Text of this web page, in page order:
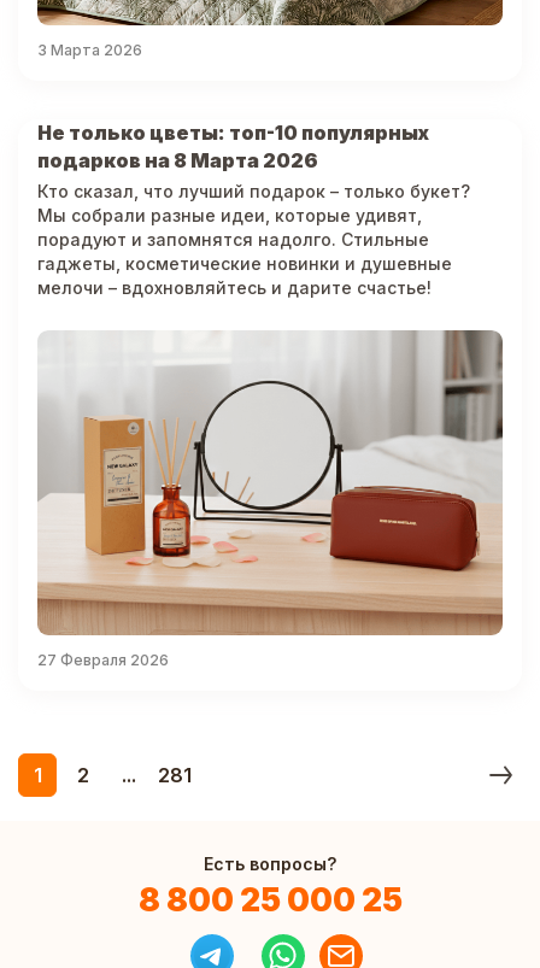
3 Марта 2026
27 Февраля 2026
Не только цветы: топ-10 популярных
подарков на 8 Марта 2026
Кто сказал, что лучший подарок – только букет?
Мы собрали разные идеи, которые удивят,
порадуют и запомнятся надолго. Стильные
гаджеты, косметические новинки и душевные
мелочи – вдохновляйтесь и дарите счастье!
1 2 ... 281
Есть вопросы?
8 800 25 000 25